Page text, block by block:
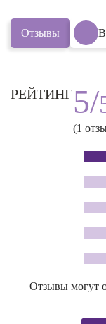
Отзывы
РЕЙТИНГ5/
(1
Отзывы могут